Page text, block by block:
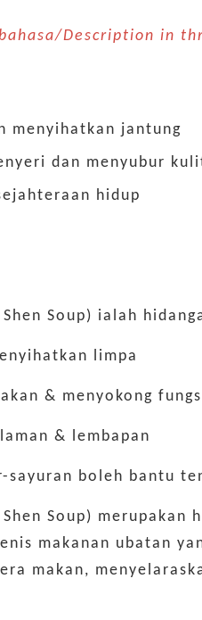
Description in
menyihatkan jantung
dan menyubur
hidup
Soup) ialah
limpa
& menyokong
& lembapan
sayuran boleh bantu
Soup)
makanan ubatan
makan,